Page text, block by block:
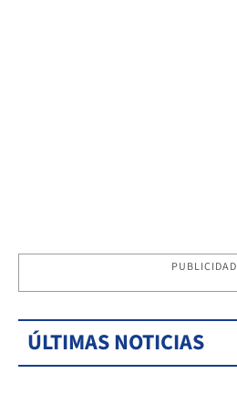
PUBLICIDAD
ÚLTIMAS NOTICIAS